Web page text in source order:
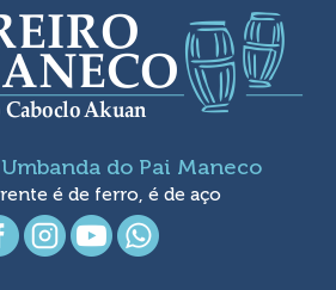
do Pai Maneco
é de ferro, é de aço